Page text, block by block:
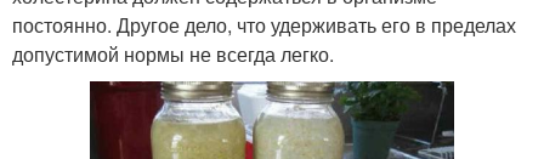
постоянно. Другое дело, что удерживать его в пределах
допустимой нормы не всегда легко.